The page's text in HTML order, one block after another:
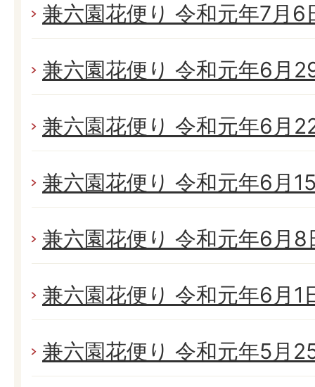
兼六園花便り 令和元年7月6
兼六園花便り 令和元年6月
兼六園花便り 令和元年6月
兼六園花便り 令和元年6月
兼六園花便り 令和元年6月8
兼六園花便り 令和元年6月1
兼六園花便り 令和元年5月